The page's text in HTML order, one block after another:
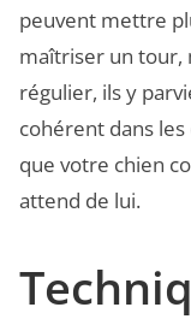
peuvent mettre
maîtriser un tour,
régulier, ils y
cohérent dans
que votre chien
attend de lui.